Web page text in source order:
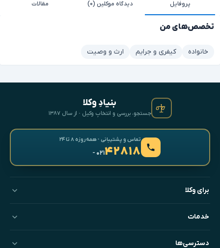
پروفایل دیدگاه موکلین (۰) مقالات
تخصص‌های من
خانواده کیفری و جرایم ارث و وصیت
بنیادِ وکلا
جستجو، بررسی و انتخابِ وکیل · از سال ۱۳۸۷
تماس و پشتیبانی · همه‌روزه ۸ تا ۲۴
۴۲۸۱۸- ۰۲۱
برای وکلا
خدمات
دسترسی‌ها